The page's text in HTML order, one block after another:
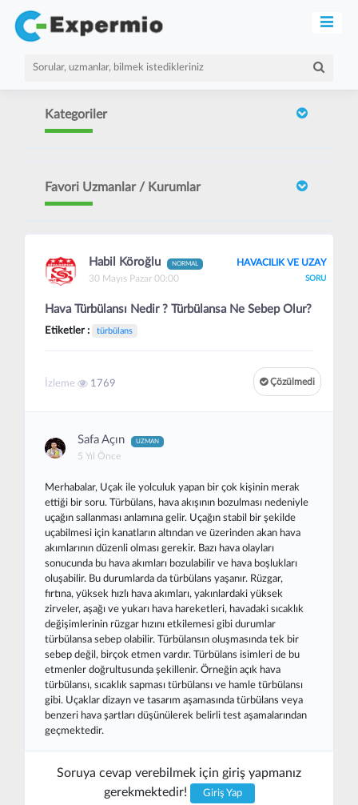
Kategoriler
Favori Uzmanlar / Kurumlar
Habil Köroğlu NORMAL
30 Mayıs Pazar 00:00
HAVACILIK VE UZAY
SORU
Hava Türbülansı Nedir ? Türbülansa Ne Sebep Olur?
Etiketler : türbülans
Çözülmedi
İzleme 1769
Safa Açın UZMAN
5 Yıl Önce
Merhabalar, Uçak ile yolculuk yapan bir çok kişinin merak
ettiği bir soru. Türbülans, hava akışının bozulması nedeniyle
uçağın sallanması anlamına gelir. Uçağın stabil bir şekilde
uçabilmesi için kanatların altından ve üzerinden akan hava
akımlarının düzenli olması gerekir. Bazı hava olayları
sonucunda bu hava akımları bozulabilir ve hava boşlukları
oluşabilir. Bu durumlarda da türbülans yaşanır. Rüzgar,
fırtına, yüksek hızlı hava akımları, yakınlardaki yüksek
zirveler, aşağı ve yukarı hava hareketleri, havadaki sıcaklık
değişimlerinin rüzgar hızını etkilemesi gibi durumlar
türbülansa sebep olabilir. Türbülansın oluşmasında tek bir
sebep değil, birçok etmen vardır. Türbülans isimleri de bu
etmenler doğrultusunda şekillenir. Örneğin açık hava
türbülansı, sıcaklık sapması türbülansı ve hamle türbülansı
gibi. Uçaklar dizayn ve tasarım aşamasında türbülans veya
benzeri hava şartları düşünülerek belirli test aşamalarından
geçmektedir.
Soruya cevap verebilmek için giriş yapmanız
gerekmektedir!
Giriş Yap